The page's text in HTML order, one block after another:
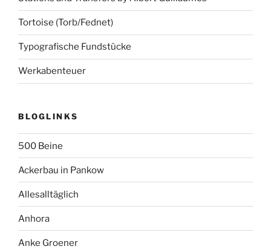
Tortoise (Torb/Fednet)
Typografische Fundstücke
Werkabenteuer
BLOGLINKS
500 Beine
Ackerbau in Pankow
Allesalltäglich
Anhora
Anke Groener